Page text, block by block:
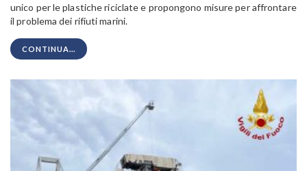
unico per le plastiche riciclate e propongono misure per affrontare
il problema dei rifiuti marini.
CONTINUA...